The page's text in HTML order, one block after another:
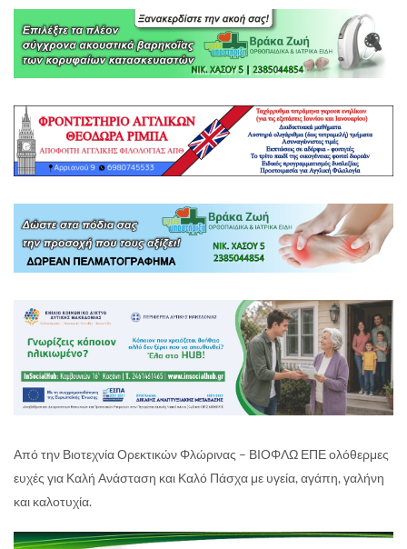
Από την Βιοτεχνία Ορεκτικών Φλώρινας – ΒΙΟΦΛΩ ΕΠΕ ολόθερμες
ευχές για Καλή Ανάσταση και Καλό Πάσχα με υγεία, αγάπη, γαλήνη
και καλοτυχία.